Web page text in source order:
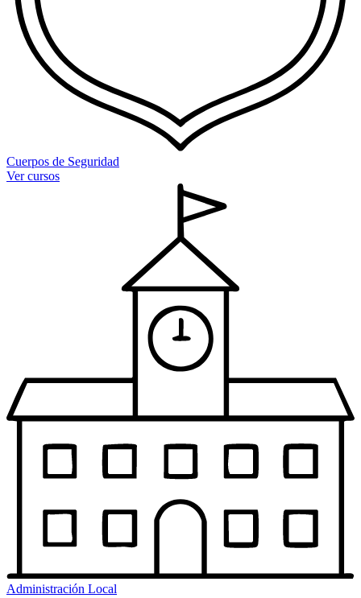
Cuerpos de Seguridad
Ver cursos
Administración Local